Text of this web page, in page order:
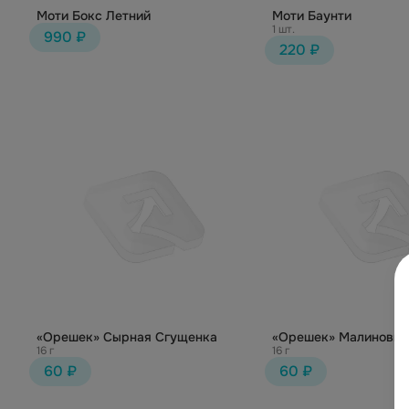
Моти Бокс Летний
990 ₽
Моти Баунти
1 шт.
220 ₽
«Орешек» Сырная Сгущенка
16 г
60 ₽
«Орешек» Малиновый
16 г
60 ₽